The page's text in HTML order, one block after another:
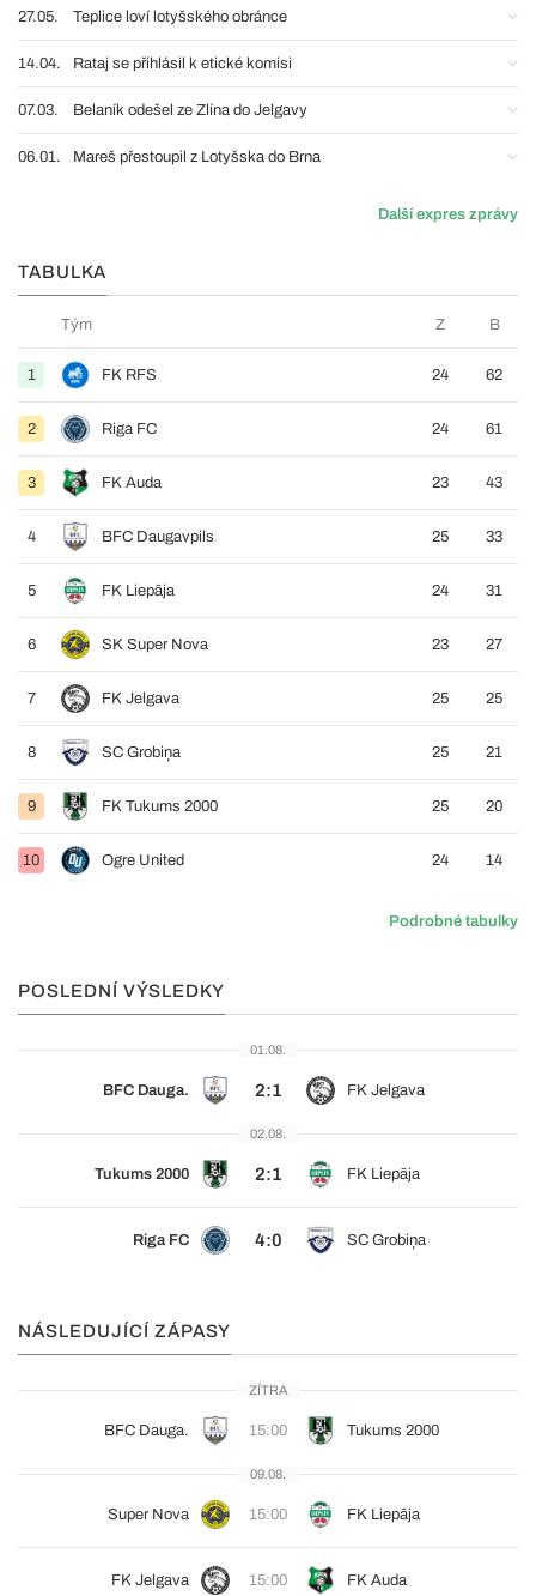
27.05. Teplice loví lotyšského obránce
14.04. Rataj se přihlásil k etické komisi
07.03. Belaník odešel ze Zlína do Jelgavy
06.01. Mareš přestoupil z Lotyšska do Brna
Další expres zprávy
TABULKA
Tým Z B
1 FK RFS 24 62
2 Riga FC 24 61
3 FK Auda 23 43
4 BFC Daugavpils 25 33
5 FK Liepāja 24 31
6 SK Super Nova 23 27
7 FK Jelgava 25 25
8 SC Grobiņa 25 21
9 FK Tukums 2000 25 20
10 Ogre United 24 14
Podrobné tabulky
POSLEDNÍ VÝSLEDKY
01.08.
BFC Dauga. 2:1 FK Jelgava
02.08.
Tukums 2000 2:1 FK Liepāja
Riga FC 4:0 SC Grobiņa
NÁSLEDUJÍCÍ ZÁPASY
ZÍTRA
BFC Dauga. 15:00 Tukums 2000
09.08.
Super Nova 15:00 FK Liepāja
FK Jelgava 15:00 FK Auda